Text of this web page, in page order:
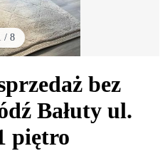
/ 8
bez
Bałuty ul.
piętro